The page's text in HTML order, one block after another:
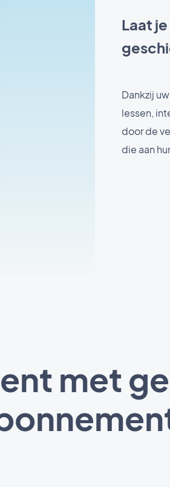
Laat
Dankzij
lessen,
door de
die aan
met